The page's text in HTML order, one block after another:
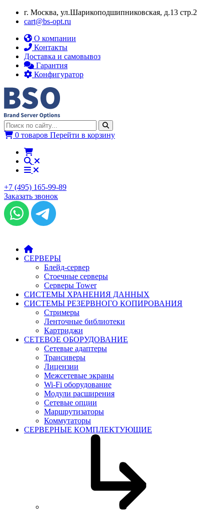
г. Москва, ул.​​Шарикоподшипниковская, д.13 стр.2
cart@bs-opt.ru
О компании
Контакты
Доставка и самовывоз
Гарантия
Конфигуратор
0 товаров Перейти в корзину
+7 (495) 165-99-89
Заказать звонок
СЕРВЕРЫ
Блейд-сервер
Стоечные серверы
Серверы Tower
СИСТЕМЫ ХРАНЕНИЯ ДАННЫХ
СИСТЕМЫ РЕЗЕРВНОГО КОПИРОВАНИЯ
Стримеры
Ленточные библиотеки
Картриджи
СЕТЕВОЕ ОБОРУДОВАНИЕ
Сетевые адаптеры
Трансиверы
Лицензии
Межсетевые экраны
Wi-Fi оборудование
Модули расширения
Сетевые опции
Маршрутизаторы
Коммутаторы
СЕРВЕРНЫЕ КОМПЛЕКТУЮЩИЕ